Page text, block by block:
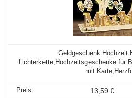
Geldgeschenk Hochzeit
Lichterkette,Hochzeitsgeschenke für
mit Karte,Herzfö
13,59 €